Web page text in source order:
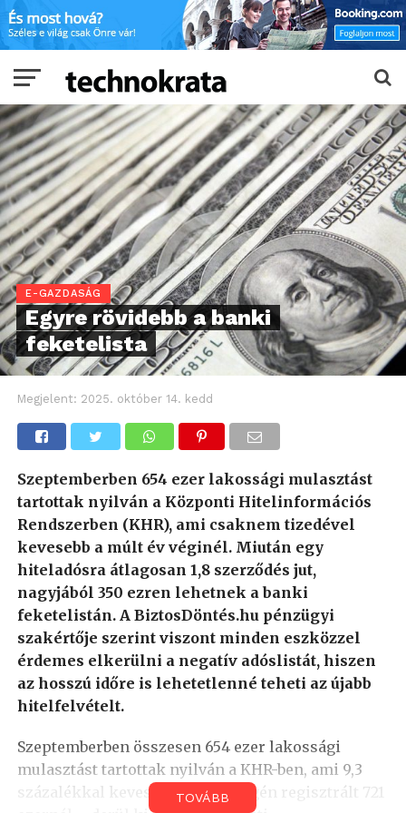
E-GAZDASÁG
Egyre rövidebb a banki
feketelista
Megjelent: 2025. október 14. kedd
Szeptemberben 654 ezer lakossági mulasztást
tartottak nyilván a Központi Hitelinformációs
Rendszerben (KHR), ami csaknem tizedével
kevesebb a múlt év véginél. Miután egy
hiteladósra átlagosan 1,8 szerződés jut,
nagyjából 350 ezren lehetnek a banki
feketelistán. A BiztosDöntés.hu pénzügyi
szakértője szerint viszont minden eszközzel
érdemes elkerülni a negatív adóslistát, hiszen
az hosszú időre is lehetetlenné teheti az újabb
hitelfelvételt.
Szeptemberben összesen 654 ezer lakossági
mulasztást tartottak nyilván a KHR-ben, ami 9,3
százalékkal kevesebb a 2024. végén regisztrált 721
TOVÁBB